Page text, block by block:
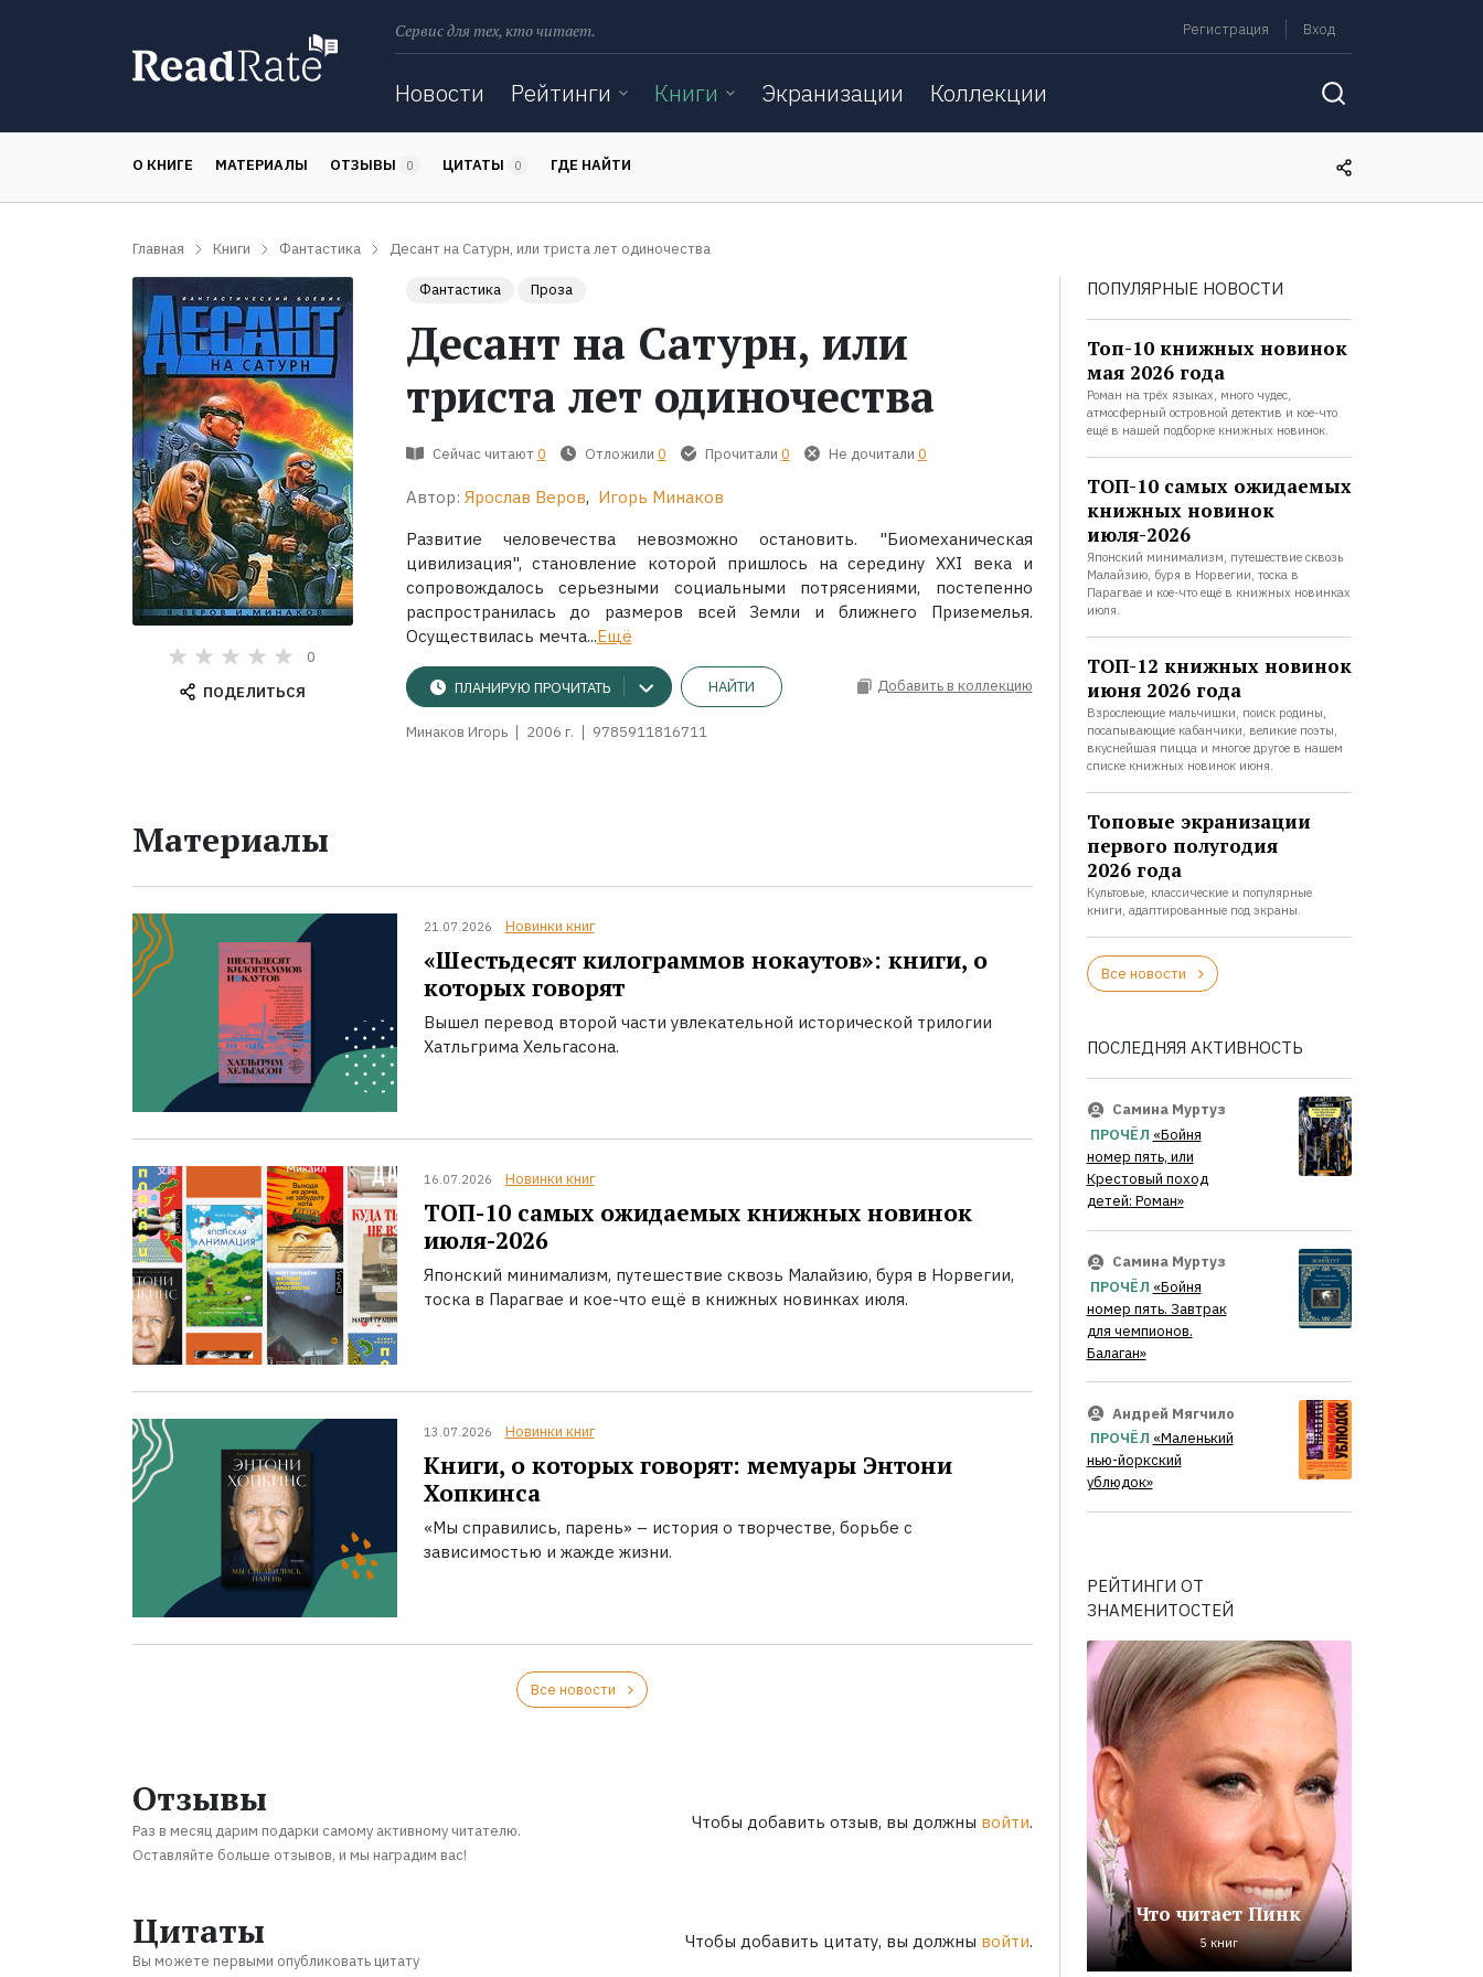
Сервис для тех, кто читает. Регистрация Вход
Новости Рейтинги Книги Экранизации Коллекции
О КНИГЕ МАТЕРИАЛЫ ОТЗЫВЫ 0 ЦИТАТЫ 0 ГДЕ НАЙТИ
Главная Книги Фантастика Десант на Сатурн, или триста лет одиночества
0
ПОДЕЛИТЬСЯ
Фантастика Проза
Десант на Сатурн, или
триста лет одиночества
Сейчас читают 0 Отложили 0 Прочитали 0 Не дочитали 0
Автор: Ярослав Веров, Игорь Минаков
Развитие человечества невозможно остановить. "Биомеханическая
цивилизация", становление которой пришлось на середину XXI века и
сопровождалось серьезными социальными потрясениями, постепенно
распространилась до размеров всей Земли и ближнего Приземелья.
Осуществилась мечта...Ещё
ПЛАНИРУЮ ПРОЧИТАТЬ НАЙТИ Добавить в коллекцию
Минаков Игорь 2006 г. 9785911816711
Материалы
21.07.2026 Новинки книг
«Шестьдесят килограммов нокаутов»: книги, о
которых говорят
Вышел перевод второй части увлекательной исторической трилогии
Хатльгрима Хельгасона.
16.07.2026 Новинки книг
ТОП-10 самых ожидаемых книжных новинок
июля-2026
Японский минимализм, путешествие сквозь Малайзию, буря в Норвегии,
тоска в Парагвае и кое-что ещё в книжных новинках июля.
13.07.2026 Новинки книг
Книги, о которых говорят: мемуары Энтони
Хопкинса
«Мы справились, парень» – история о творчестве, борьбе с
зависимостью и жажде жизни.
Все новости
Отзывы
Раз в месяц дарим подарки самому активному читателю.
Оставляйте больше отзывов, и мы наградим вас!
Чтобы добавить отзыв, вы должны войти.
Цитаты
Вы можете первыми опубликовать цитату
Чтобы добавить цитату, вы должны войти.
ПОПУЛЯРНЫЕ НОВОСТИ
Топ-10 книжных новинок
мая 2026 года
Роман на трёх языках, много чудес,
атмосферный островной детектив и кое-что
ещё в нашей подборке книжных новинок.
ТОП-10 самых ожидаемых
книжных новинок
июля-2026
Японский минимализм, путешествие сквозь
Малайзию, буря в Норвегии, тоска в
Парагвае и кое-что ещё в книжных новинках
июля.
ТОП-12 книжных новинок
июня 2026 года
Взрослеющие мальчишки, поиск родины,
посапывающие кабанчики, великие поэты,
вкуснейшая пицца и многое другое в нашем
списке книжных новинок июня.
Топовые экранизации
первого полугодия
2026 года
Культовые, классические и популярные
книги, адаптированные под экраны.
Все новости
ПОСЛЕДНЯЯ АКТИВНОСТЬ
Самина Муртуз
ПРОЧЁЛ «Бойня
номер пять, или
Крестовый поход
детей: Роман»
Самина Муртуз
ПРОЧЁЛ «Бойня
номер пять. Завтрак
для чемпионов.
Балаган»
Андрей Мягчило
ПРОЧЁЛ «Маленький
нью-йоркский
ублюдок»
РЕЙТИНГИ ОТ
ЗНАМЕНИТОСТЕЙ
Что читает Пинк
5 книг